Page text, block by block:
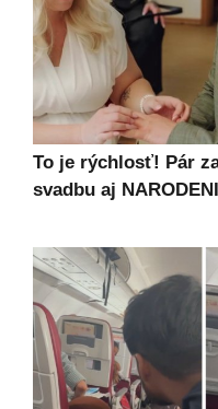
To je rýchlosť! Pár
svadbu aj